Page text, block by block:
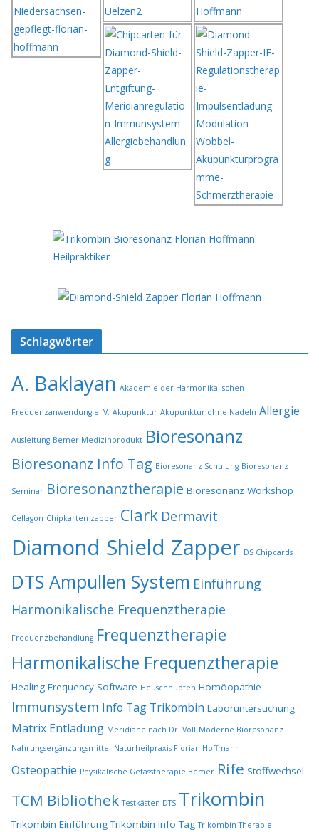
Schlagwörter
A. Baklayan Akademie der Harmonikalischen
Frequenzanwendung e. V. Akupunktur Akupunktur ohne Nadeln Allergie
Ausleitung Bemer Medizinprodukt Bioresonanz
Bioresonanz Info Tag Bioresonanz Schulung Bioresonanz
Seminar Bioresonanztherapie Bioresonanz Workshop
Cellagon Chipkarten zapper Clark Dermavit
Diamond Shield Zapper DS Chipcards
DTS Ampullen System Einführung
Harmonikalische Frequenztherapie
Frequenzbehandlung Frequenztherapie
Harmonikalische Frequenztherapie
Healing Frequency Software Heuschnupfen Homöopathie
Immunsystem Info Tag Trikombin Laboruntersuchung
Matrix Entladung Meridiane nach Dr. Voll Moderne Bioresonanz
Nahrungsergänzungsmittel Naturheilpraxis Florian Hoffmann
Osteopathie Physikalische Gefässtherapie Bemer Rife Stoffwechsel
TCM Bibliothek Testkästen DTS Trikombin
Trikombin Einführung Trikombin Info Tag Trikombin Therapie